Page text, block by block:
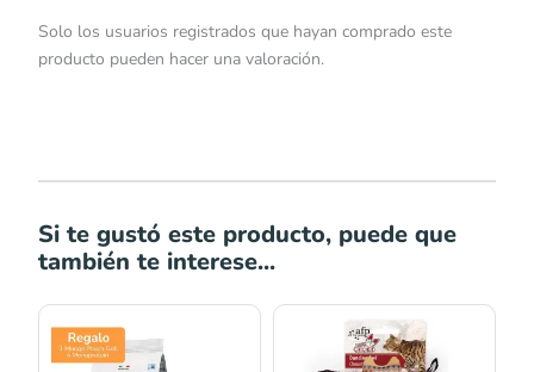
Solo los usuarios registrados que hayan comprado este
producto pueden hacer una valoración.
Si te gustó este producto, puede que
también te interese...